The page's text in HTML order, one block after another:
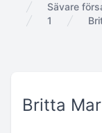
app.StartSävare
1
Britta